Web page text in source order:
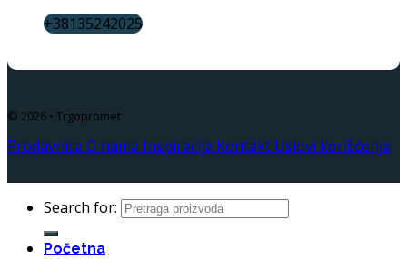
+38135242025
© 2026 • Trgopromet
Prodavnica O nama Inspiracija Kontakt Uslovi korišćenja
Search for:
Početna